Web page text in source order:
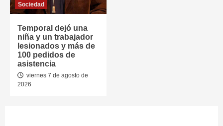
Sociedad
Temporal dejó una
niña y un trabajador
lesionados y más de
100 pedidos de
asistencia
viernes 7 de agosto de
2026